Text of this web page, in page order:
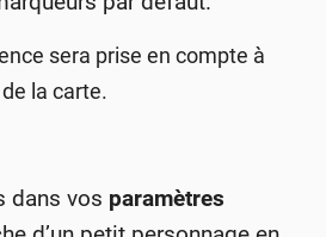
sera prise en compte à
la carte.
dans vos paramètres